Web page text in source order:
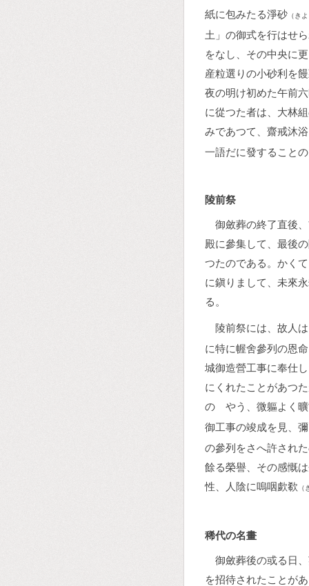
紙に包みたる淨砂 （き
土」の御式を行はせ
をなし、その中央に
産粒選りの小砂利を
夜の明け初めた午前
に從つた者は、大林
みであつて、齋戒沐浴
一語だに發すること
陵前祭
御斂葬の終了直後
殿に參集して、最後
つたのである。かく
に鎭りまして、未來
る。
陵前祭には、故人
に特に幄舍參列の恩
城御造營工事に奉仕
にくれたことがあつ
のゝやう、微軀よく
御工事の竣成を見、彌
の參列をさへ許され
餘る榮譽、その感慨
性、人陰に嗚咽歔欷 （
稀代の名畫
御斂葬後の或る日
を招待されたことが